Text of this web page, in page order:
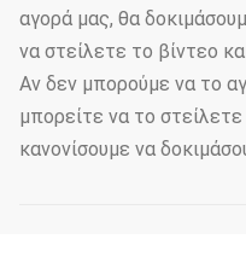
αγορά μας, θα
να στείλετε το βίντεο
Αν δεν μπορούμε να το
μπορείτε να το
κανονίσουμε να